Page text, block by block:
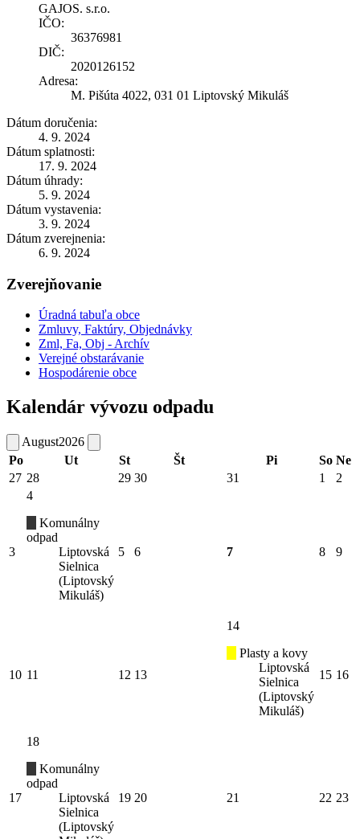
GAJOS. s.r.o.
IČO:
36376981
DIČ:
2020126152
Adresa:
M. Pišúta 4022, 031 01 Liptovský Mikuláš
Dátum doručenia:
4. 9. 2024
Dátum splatnosti:
17. 9. 2024
Dátum úhrady:
5. 9. 2024
Dátum vystavenia:
3. 9. 2024
Dátum zverejnenia:
6. 9. 2024
Zverejňovanie
Úradná tabuľa obce
Zmluvy, Faktúry, Objednávky
Zml, Fa, Obj - Archív
Verejné obstarávanie
Hospodárenie obce
Kalendár vývozu odpadu
August2026
Po
Ut St Št Pi So Ne
27 28 29 30 31 1 2
3
4
Komunálny
odpad
Liptovská
Sielnica
(Liptovský
Mikuláš)
5 6 7 8 9
10 11 12 13
14
Plasty a kovy
Liptovská
Sielnica
(Liptovský
Mikuláš)
15 16
17
18
Komunálny
odpad
Liptovská
Sielnica
(Liptovský
19 20 21 22 23